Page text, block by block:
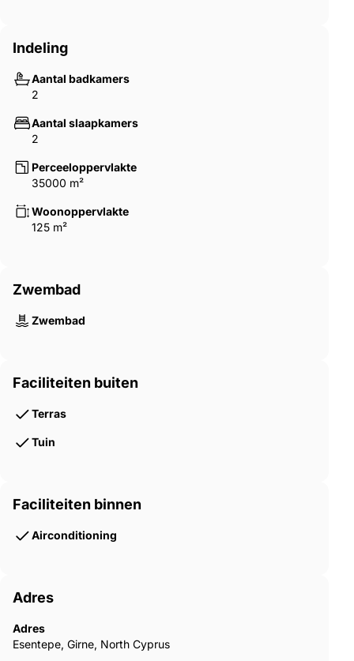
Indeling
Aantal badkamers
2
Aantal slaapkamers
2
Perceeloppervlakte
35000 m²
Woonoppervlakte
125 m²
Zwembad
Zwembad
Faciliteiten buiten
Terras
Tuin
Faciliteiten binnen
Airconditioning
Adres
Adres
Esentepe, Girne, North Cyprus